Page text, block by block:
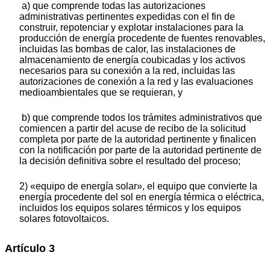
a) que comprende todas las autorizaciones
administrativas pertinentes expedidas con el fin de
construir, repotenciar y explotar instalaciones para la
producción de energía procedente de fuentes renovables,
incluidas las bombas de calor, las instalaciones de
almacenamiento de energía coubicadas y los activos
necesarios para su conexión a la red, incluidas las
autorizaciones de conexión a la red y las evaluaciones
medioambientales que se requieran, y
b) que comprende todos los trámites administrativos que
comiencen a partir del acuse de recibo de la solicitud
completa por parte de la autoridad pertinente y finalicen
con la notificación por parte de la autoridad pertinente de
la decisión definitiva sobre el resultado del proceso;
2) «equipo de energía solar», el equipo que convierte la
energía procedente del sol en energía térmica o eléctrica,
incluidos los equipos solares térmicos y los equipos
solares fotovoltaicos.
Artículo 3